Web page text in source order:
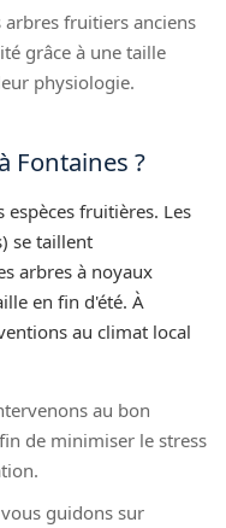
arbres fruitiers anciens
grâce à une taille
physiologie.
Fontaines ?
fruitières. Les
se taillent
arbres à noyaux
en fin d'été. À
au climat local
au bon
de minimiser le stress
guidons sur